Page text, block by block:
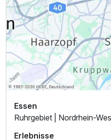
Essen
Ruhrgebiet | Nordrhein-
Erlebnisse